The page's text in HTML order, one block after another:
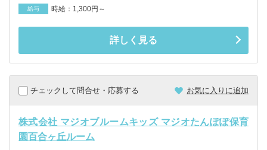
給与 時給：1,300円～
詳しく見る
チェックして問合せ・応募する お気に入りに追加
株式会社 マジオブルームキッズ マジオたんぽぽ保育
園百合ヶ丘ルーム